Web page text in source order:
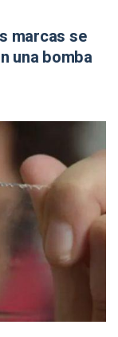
marcas se
una bomba